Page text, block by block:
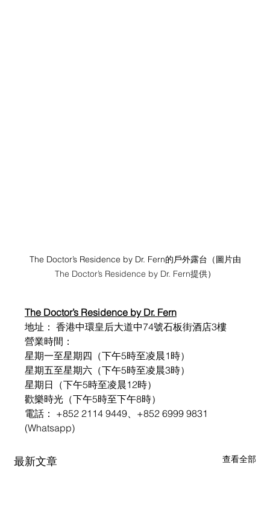
The Doctor’s Residence by Dr. Fern的戶外露台（圖片由
The Doctor’s Residence by Dr. Fern提供）
The Doctor’s Residence by Dr. Fern
地址： 香港中環皇后大道中74號石板街酒店3樓
營業時間：
星期一至星期四（下午5時至凌晨1時）
星期五至星期六（下午5時至凌晨3時）
星期日（下午5時至凌晨12時）
歡樂時光（下午5時至下午8時）
電話： +852 2114 9449、+852 6999 9831
(Whatsapp)
最新文章 查看全部